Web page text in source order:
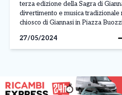
terza edizione della Sagra di
divertimento e musica tradizionale
chiosco di Giannasi in Piazza
piatti tipici come […]
27/05/2024